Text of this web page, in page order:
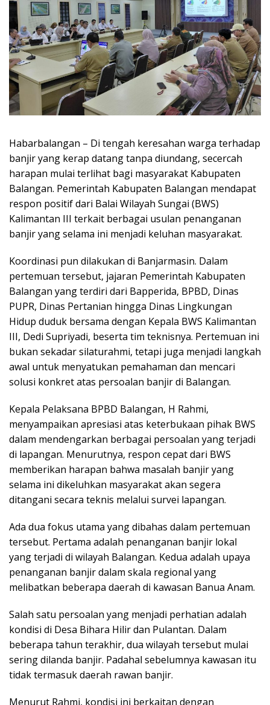
Habarbalangan – Di tengah keresahan warga terhadap
banjir yang kerap datang tanpa diundang, secercah
harapan mulai terlihat bagi masyarakat Kabupaten
Balangan. Pemerintah Kabupaten Balangan mendapat
respon positif dari Balai Wilayah Sungai (BWS)
Kalimantan III terkait berbagai usulan penanganan
banjir yang selama ini menjadi keluhan masyarakat.
Koordinasi pun dilakukan di Banjarmasin. Dalam
pertemuan tersebut, jajaran Pemerintah Kabupaten
Balangan yang terdiri dari Bapperida, BPBD, Dinas
PUPR, Dinas Pertanian hingga Dinas Lingkungan
Hidup duduk bersama dengan Kepala BWS Kalimantan
III, Dedi Supriyadi, beserta tim teknisnya. Pertemuan ini
bukan sekadar silaturahmi, tetapi juga menjadi langkah
awal untuk menyatukan pemahaman dan mencari
solusi konkret atas persoalan banjir di Balangan.
Kepala Pelaksana BPBD Balangan, H Rahmi,
menyampaikan apresiasi atas keterbukaan pihak BWS
dalam mendengarkan berbagai persoalan yang terjadi
di lapangan. Menurutnya, respon cepat dari BWS
memberikan harapan bahwa masalah banjir yang
selama ini dikeluhkan masyarakat akan segera
ditangani secara teknis melalui survei lapangan.
Ada dua fokus utama yang dibahas dalam pertemuan
tersebut. Pertama adalah penanganan banjir lokal
yang terjadi di wilayah Balangan. Kedua adalah upaya
penanganan banjir dalam skala regional yang
melibatkan beberapa daerah di kawasan Banua Anam.
Salah satu persoalan yang menjadi perhatian adalah
kondisi di Desa Bihara Hilir dan Pulantan. Dalam
beberapa tahun terakhir, dua wilayah tersebut mulai
sering dilanda banjir. Padahal sebelumnya kawasan itu
tidak termasuk daerah rawan banjir.
Menurut Rahmi, kondisi ini berkaitan dengan